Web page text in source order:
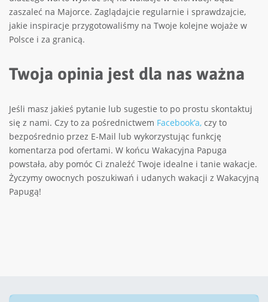
zaszaleć na Majorce. Zaglądajcie regularnie i sprawdzajcie,
jakie inspiracje przygotowaliśmy na Twoje kolejne wojaże w
Polsce i za granicą.
Twoja opinia jest dla nas ważna
Jeśli masz jakieś pytanie lub sugestie to po prostu skontaktuj
się z nami. Czy to za pośrednictwem Facebook’a, czy to
bezpośrednio przez E-Mail lub wykorzystując funkcję
komentarza pod ofertami. W końcu Wakacyjna Papuga
powstała, aby pomóc Ci znaleźć Twoje idealne i tanie wakacje.
Życzymy owocnych poszukiwań i udanych wakacji z Wakacyjną
Papugą!